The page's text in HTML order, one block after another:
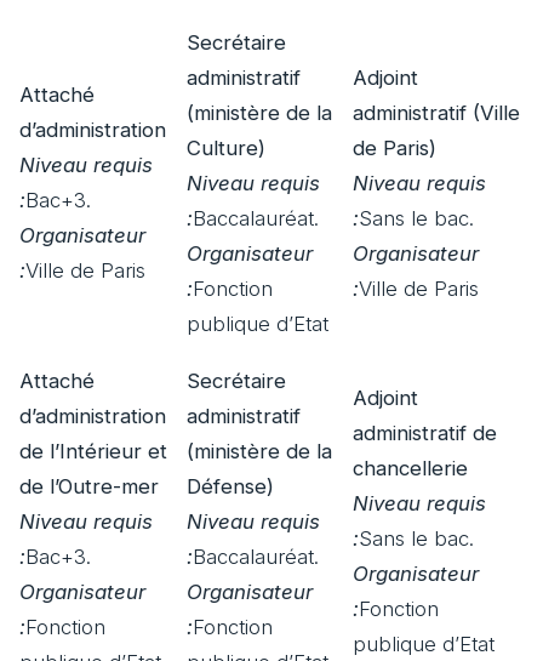
Attaché
d’administration
Niveau requis
:Bac+3.
Organisateur
:Ville de Paris
Secrétaire
administratif
(ministère de la
Culture)
Niveau requis
:Baccalauréat.
Organisateur
:Fonction
publique d’Etat
Adjoint
administratif (Ville
de Paris)
Niveau requis
:Sans le bac.
Organisateur
:Ville de Paris
Attaché
d’administration
de l’Intérieur et
de l’Outre-mer
Niveau requis
:Bac+3.
Organisateur
:Fonction
Secrétaire
administratif
(ministère de la
Défense)
Niveau requis
:Baccalauréat.
Organisateur
:Fonction
Adjoint
administratif de
chancellerie
Niveau requis
:Sans le bac.
Organisateur
:Fonction
publique d’Etat